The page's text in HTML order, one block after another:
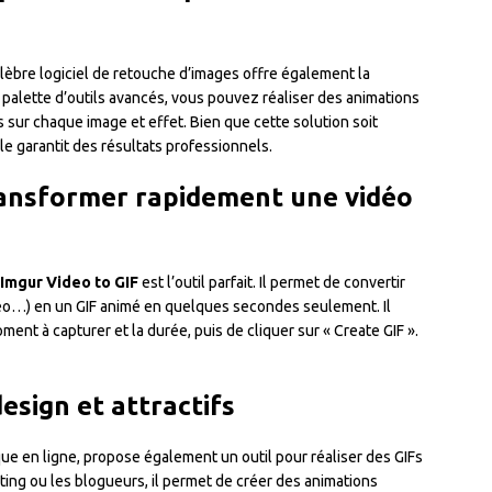
logiciel de retouche d’images offre également la
d’outils avancés, vous pouvez réaliser des animations
chaque image et effet. Bien que cette solution soit
garantit des résultats professionnels.
rapidement une vidéo
Imgur Video to GIFest l’outil parfait. Il permet de convertir
en un GIF animé en quelques secondes seulement. Il
à capturer et la durée, puis de cliquer sur « Create GIF ».
et attractifs
en ligne, propose également un outil pour réaliser des GIFs
ou les blogueurs, il permet de créer des animations